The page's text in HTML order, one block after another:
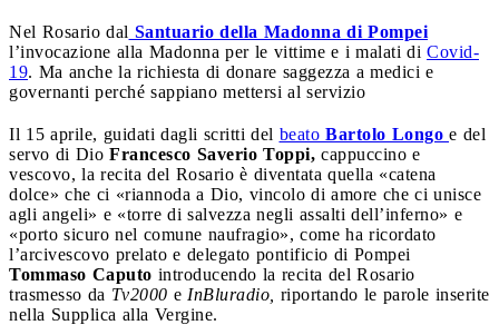
Nel Rosario dal Santuario della Madonna di Pompei
l’invocazione alla Madonna per le vittime e i malati di Covid-
19. Ma anche la richiesta di donare saggezza a medici e
governanti perché sappiano mettersi al servizio
Il 15 aprile, guidati dagli scritti del beato Bartolo Longo e del
servo di Dio Francesco Saverio Toppi, cappuccino e
vescovo, la recita del Rosario è diventata quella «catena
dolce» che ci «riannoda a Dio, vincolo di amore che ci unisce
agli angeli» e «torre di salvezza negli assalti dell’inferno» e
«porto sicuro nel comune naufragio», come ha ricordato
l’arcivescovo prelato e delegato pontificio di Pompei
Tommaso Caputo introducendo la recita del Rosario
trasmesso da Tv2000 e InBluradio, riportando le parole inserite
nella Supplica alla Vergine.